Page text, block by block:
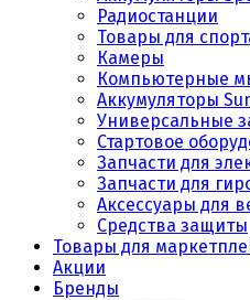
Радиостанции
Товары для
Камеры
Компьютерные
Аккумуляторы
Универсальные
Стартовое
Запчасти для
Запчасти для
Аксессуары для
Средства защиты
Товары для
Акции
Бренды